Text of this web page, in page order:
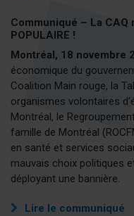
Communiqué – La CAQ
POPULAIRE !
Montréal, 18 novembre
économique du
Coalition Main rouge, la
organismes volontaires
Montréal, le
famille de Montréal
en santé et services
mauvais choix politiques
déployant une bannière.
Lire le communiqué